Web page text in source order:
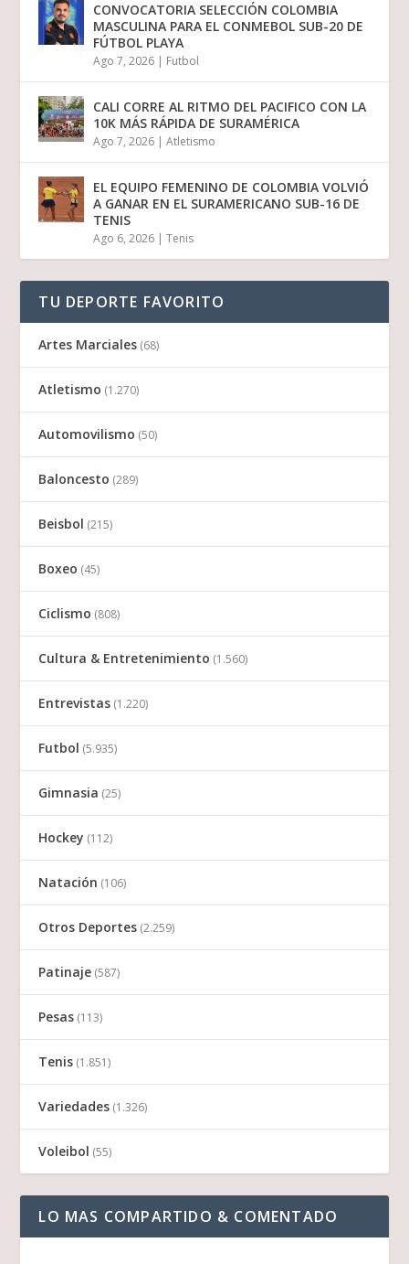
CONVOCATORIA SELECCIÓN COLOMBIA
MASCULINA PARA EL CONMEBOL SUB-20 DE
FÚTBOL PLAYA
Ago 7, 2026 | Futbol
CALI CORRE AL RITMO DEL PACIFICO CON LA
10K MÁS RÁPIDA DE SURAMÉRICA
Ago 7, 2026 |Atletismo
EL EQUIPO FEMENINO DE COLOMBIA VOLVIÓ
A GANAR EN EL SURAMERICANO SUB-16 DE
TENIS
Ago 6, 2026 |Tenis
TU DEPORTE FAVORITO
Artes Marciales (68)
Atletismo (1.270)
Automovilismo (50)
Baloncesto (289)
Beisbol (215)
Boxeo (45)
Ciclismo (808)
Cultura & Entretenimiento (1.560)
Entrevistas (1.220)
Futbol (5.935)
Gimnasia (25)
Hockey (112)
Natación (106)
Otros Deportes (2.259)
Patinaje (587)
Pesas (113)
Tenis (1.851)
Variedades (1.326)
Voleibol (55)
LO MAS COMPARTIDO & COMENTADO